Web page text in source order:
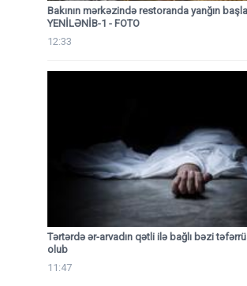
Bakının mərkəzində restoranda yanğın
YENİLƏNİB-1 - FOTO
12:33
Tərtərdə ər-arvadın qətli ilə bağlı bəzi
olub
11:47